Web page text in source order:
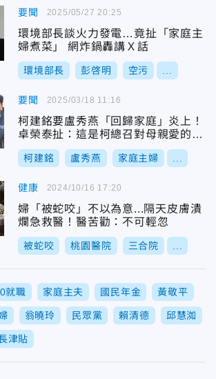
要聞
環境部長談火力發電…竟扯「家庭主
婦煮菜」 網炸鍋轟講Ｘ話
環境部長 彭啓明 空污
2025/05/27 20:25
要聞
柯建銘要盧秀燕「回歸家庭」炎上！
卓榮泰扯：這是柯總召對母親愛的回
憶
柯建銘 盧秀燕 家庭主婦
2025/03/18 11:16
健康
婦「被蛇咬」不以為意...隔天皮膚潰
爛急救醫！醫苦勸：不可輕忽
被蛇咬 桃園醫院 三合院
2024/10/16 17:20
就職 家庭主夫 國民年金 黃敬平
翁曉玲 民眾黨 賴清德 邱慧洳
津貼